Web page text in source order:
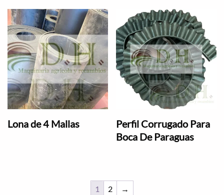
Lona de 4 Mallas
Perfil Corrugado Para
Boca De Paraguas
1 2 →